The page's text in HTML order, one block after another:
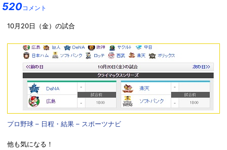
520コメント
10月20日（金）の試合
プロ野球 – 日程・結果 – スポーツナビ
他も気になる！